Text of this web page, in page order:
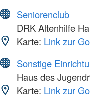
Seniorenclub
DRK Altenhilfe
Karte: Link zur
Sonstige
Haus des
Karte: Link zur